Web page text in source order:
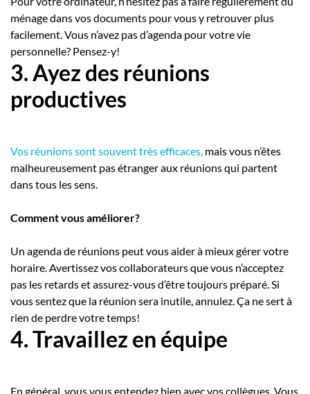
ménage dans vos documents pour vous y retrouver plus
facilement. Vous n’avez pas d’agenda pour votre vie
personnelle? Pensez-y!
3. Ayez des réunions
productives
Vos réunions sont souvent très efficaces, mais vous n’êtes
malheureusement pas étranger aux réunions qui partent
dans tous les sens.
Comment vous améliorer?
Un agenda de réunions peut vous aider à mieux gérer votre
horaire. Avertissez vos collaborateurs que vous n’acceptez
pas les retards et assurez-vous d’être toujours préparé. Si
vous sentez que la réunion sera inutile, annulez. Ça ne sert à
rien de perdre votre temps!
4. Travaillez en équipe
En général, vous vous entendez bien avec vos collègues. Vous